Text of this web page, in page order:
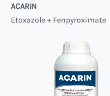
ACARIN
Etoxazole + Fenpyroximate